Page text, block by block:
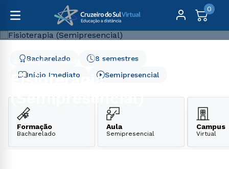
0
Graduação Saúde Fisioterapia (Semipresencial)
Fisioterapia
(Semipresencial)
Início Imediato
8 semestres
Bacharelado
Semipresencial
Formação
Bacharelado
Aula
Semipresencial
Campus
Virtual